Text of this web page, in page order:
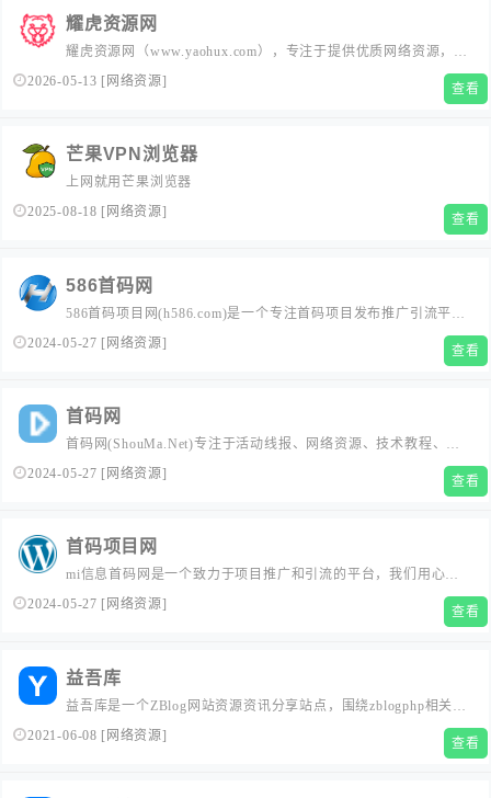
耀虎资源网
耀虎资源网（www.yaohux.com），专注于提供优质网络资源，最
新活动资讯，工具软件等，努力打造全国最优质资源分享平台！
2026-05-13 [ 网络资源] 查看
芒果VPN浏览器
上网就用芒果浏览器
2025-08-18 [ 网络资源] 查看
586首码网
586首码项目网(h586.com)是一个专注首码项目发布推广引流平
台、首码网最新精选项目首发、免费为首码APP推广、分享网络
上创业赚钱小项目资源信息。586首码网是综合兼职接单做任务赚
2024-05-27 [ 网络资源] 查看
首码网
首码网(ShouMa.Net)专注于活动线报、网络资源、技术教程、网
站源码、综合资讯、绿色软件、赚钱项目等领域,致力于让网民更
2024-05-27 [ 网络资源] 查看
首码项目网
mi信息首码网是一个致力于项目推广和引流的平台，我们用心精
选最新的首码项目，并提供免费推广和真诚分享网络上创业赚钱
的首码项目信息资源。此外，mi信息首码网也是一个综合兼职接
2024-05-27 [ 网络资源] 查看
益吾库
益吾库是一个ZBlog网站资源资讯分享站点，围绕zblogphp相关，
精选各种网站百科知识和网页代码教程，提供最流行插件主题模
2021-06-08 [ 网络资源] 查看